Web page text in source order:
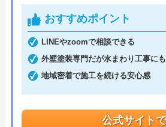
創業・設立
昭和51年4月1日
日設立
本社所在地
〒885-0041
宮崎県都城市一万
おすすめポイント
LINEやzoomで相談できる
外壁塗装専門だが水まわり工事に
地域密着で施工を続ける安心感
公式サイトで